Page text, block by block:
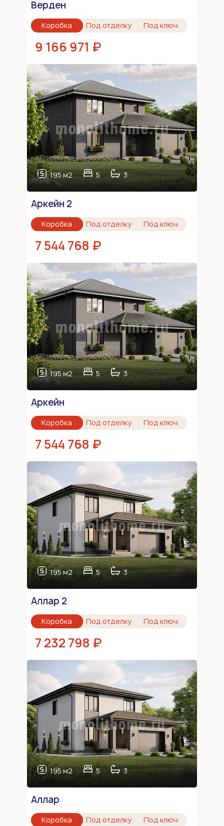
Верден
Коробка Под отделку Под ключ
9 166 971 ₽
195 м2 5 3
Аркейн 2
Коробка Под отделку Под ключ
7 544 768 ₽
195 м2 5 3
Аркейн
Коробка Под отделку Под ключ
7 544 768 ₽
195 м2 5 3
Аллар 2
Коробка Под отделку Под ключ
7 232 798 ₽
195 м2 5 3
Аллар
Коробка Под отделку Под ключ